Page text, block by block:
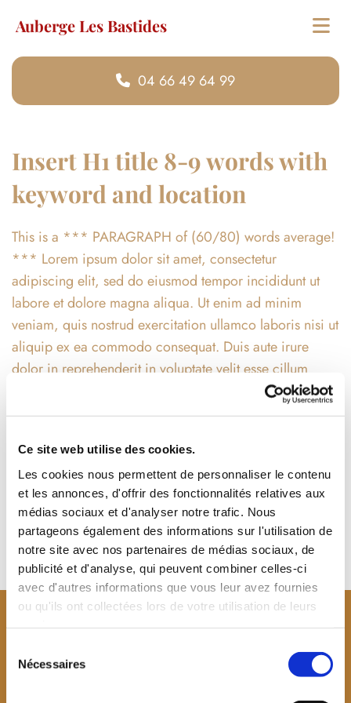
Ce site web utilise des cookies.
Les cookies nous permettent de personnaliser le contenu
et les annonces, d'offrir des fonctionnalités relatives aux
médias sociaux et d'analyser notre trafic. Nous
partageons également des informations sur l'utilisation de
notre site avec nos partenaires de médias sociaux, de
publicité et d'analyse, qui peuvent combiner celles-ci
avec d'autres informations que vous leur avez fournies
ou qu'ils ont collectées lors de votre utilisation de leurs
Nécessaires
Auberge Les Bastides
04 66 49 64 99
Insert H1 title 8-9 words with
keyword and location
This is a *** PARAGRAPH of (60/80) words average!
*** Lorem ipsum dolor sit amet, consectetur
adipiscing elit, sed do eiusmod tempor incididunt ut
labore et dolore magna aliqua. Ut enim ad minim
veniam, quis nostrud exercitation ullamco laboris nisi ut
aliquip ex ea commodo consequat. Duis aute irure
dolor in reprehenderit in voluptate velit esse cillum
dolore eu fugiat nulla pariatur. Excepteur sint occaecat
cupi datat non proident, sunt in culpa qui officia
Place Categories+ widget here {{and remove this text}}
Place Catalog+ widget here {{and remove this text}}